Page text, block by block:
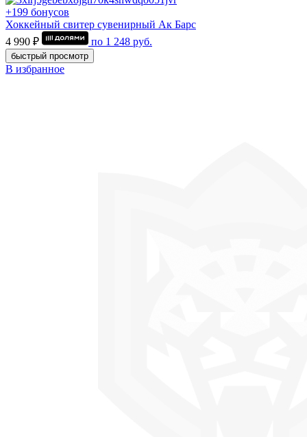
+199 бонусов
Хоккейный свитер сувенирный Ак Барс
4 990 ₽
по 1 248 руб.
быстрый просмотр
В избранное